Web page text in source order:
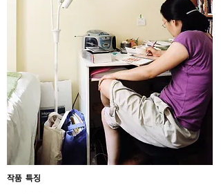
작품 특징